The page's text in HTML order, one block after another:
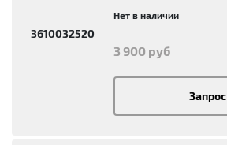
3610032520
Нет в наличии
3 900 руб
Запрос